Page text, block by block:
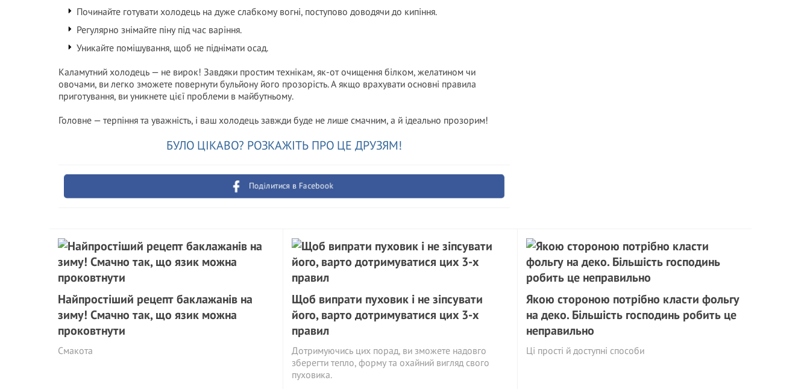
Починайте готувати холодець на дуже слабкому вогні, поступово доводячи до кипіння.
Регулярно знімайте піну під час варіння.
Уникайте помішування, щоб не піднімати осад.
Каламутний холодець — не вирок! Завдяки простим технікам, як-от очищення білком, желатином чи
овочами, ви легко зможете повернути бульйону його прозорість. А якщо врахувати основні правила
приготування, ви уникнете цієї проблеми в майбутньому.
Головне — терпіння та уважність, і ваш холодець завжди буде не лише смачним, а й ідеально прозорим!
БУЛО ЦІКАВО? РОЗКАЖІТЬ ПРО ЦЕ ДРУЗЯМ!
Поділитися в Facebook
Найпростіший рецепт баклажанів на
зиму! Смачно так, що язик можна
проковтнути
Смакота
Щоб випрати пуховик і не зіпсувати
його, варто дотримуватися цих 3-х
правил
Дотримуючись цих порад, ви зможете надовго
зберегти тепло, форму та охайний вигляд свого
пуховика.
Якою стороною потрібно класти фольгу
на деко. Більшість господинь робить це
неправильно
Ці прості й доступні способи